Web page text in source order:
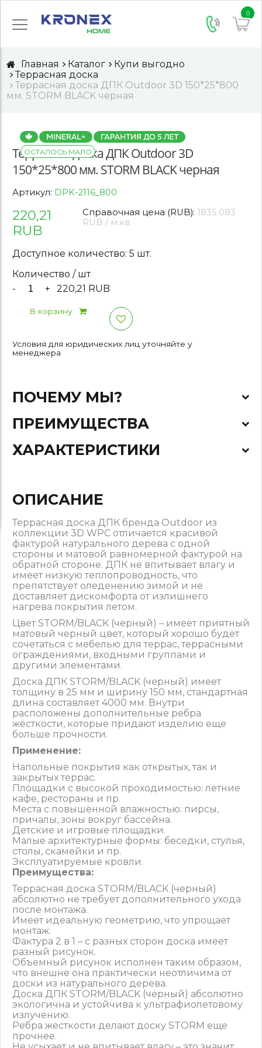
0
Главная Каталог
Купи выгодно
Террасная доска
Террасная доска ДПК Outdoor 3D 150*25*800
мм. STORM BLACK черная
ОСТАЛОСЬ МАЛО
Террасная доска ДПК Outdoor 3D
150*25*800 мм. STORM BLACK черная
Артикул: DPK-2116_800
220,21
RUB
Справочная цена (RUB):1835.083
RUB / м.кв
Доступное количество: 5 шт.
Количество / шт
-
+ 220,21 RUB
В корзину
Условия для юридических лиц уточняйте у
менеджера
ПОЧЕМУ МЫ?
ПРЕИМУЩЕСТВА
ХАРАКТЕРИСТИКИ
ОПИСАНИЕ
Террасная доска ДПК бренда Outdoor из
коллекции 3D WPC отличается красивой
фактурой натурального дерева с одной
стороны и матовой равномерной фактурой на
обратной стороне. ДПК не впитывает влагу и
имеет низкую теплопроводность, что
препятствует оледенению зимой и не
доставляет дискомфорта от излишнего
нагрева покрытия летом.
Цвет STORM/BLACK (черный) – имеет приятный
матовый черный цвет, который хорошо будет
сочетаться с мебелью для террас, террасными
ограждениями, входными группами и
другими элементами.
Доска ДПК STORM/BLACK (черный) имеет
толщину в 25 мм и ширину 150 мм, стандартная
длина составляет 4000 мм. Внутри
расположены дополнительные ребра
жёсткости, которые придают изделию еще
больше прочности.
Применение:
Напольные покрытия как открытых, так и
закрытых террас.
Площадки с высокой проходимостью: летние
кафе, рестораны и пр.
Места с повышенной влажностью: пирсы,
причалы, зоны вокруг бассейна.
Детские и игровые площадки.
Малые архитектурные формы: беседки, стулья,
столы, скамейки и пр.
Эксплуатируемые кровли.
Преимущества:
Террасная доска STORM/BLACK (черный)
абсолютно не требует дополнительного ухода
после монтажа.
Имеет идеальную геометрию, что упрощает
монтаж.
Фактура 2 в 1 – с разных сторон доска имеет
разный рисунок.
Объемный рисунок исполнен таким образом,
что внешне она практически неотличима от
доски из натурального дерева.
Доска ДПК STORM/BLACK (черный) абсолютно
экологична и устойчива к ультрафиолетовому
излучению.
Ребра жесткости делают доску STORM еще
прочнее.